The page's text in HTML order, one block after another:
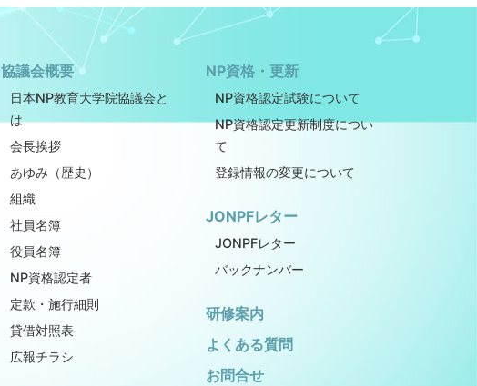
協議会概要
日本NP教育大学院協議会と
は
会長挨拶
あゆみ（歴史）
組織
社員名簿
役員名簿
NP資格認定者
定款・施行細則
貸借対照表
広報チラシ
NP資格・更新
NP資格認定試験について
NP資格認定更新制度につい
て
登録情報の変更について
JONPFレター
JONPFレター
バックナンバー
研修案内
よくある質問
お問合せ